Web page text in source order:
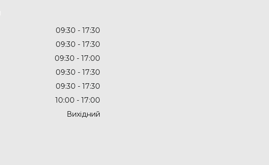
09:30
17:30
09:30
17:30
09:30
17:00
09:30
17:30
09:30
17:30
10:00
17:00
Вихідний